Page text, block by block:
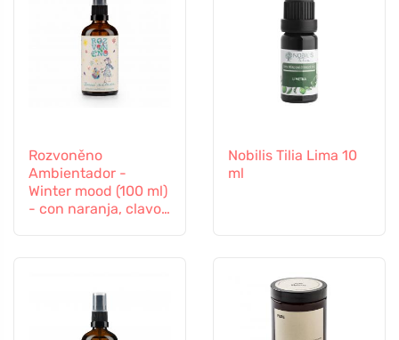
Rozvoněno
Ambientador -
Winter mood (100 ml)
- con naranja, clavo
Nobilis Tilia Lima 10
ml